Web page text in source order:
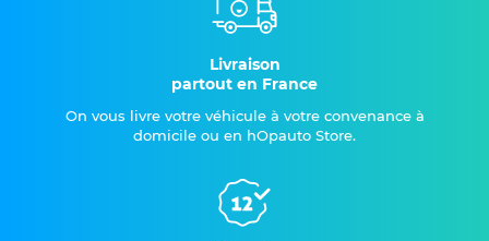
Livraison
partout en France
On vous livre votre véhicule à votre convenance à
domicile ou en hOpauto Store.